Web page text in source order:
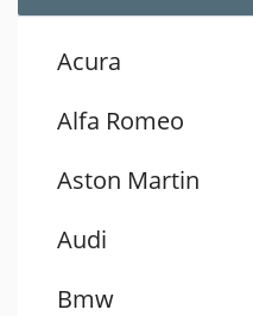
Acura
Alfa Romeo
Aston Martin
Audi
Bmw